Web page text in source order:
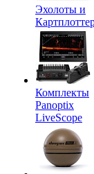
Эхолоты и
Комплекты
Panoptix
LiveScope